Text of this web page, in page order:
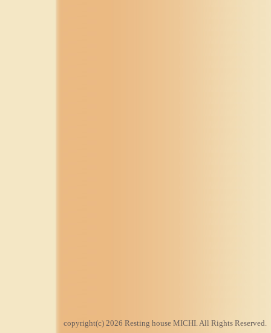
copyright(c) 2026 Resting house MICHI. All Rights Reserved.